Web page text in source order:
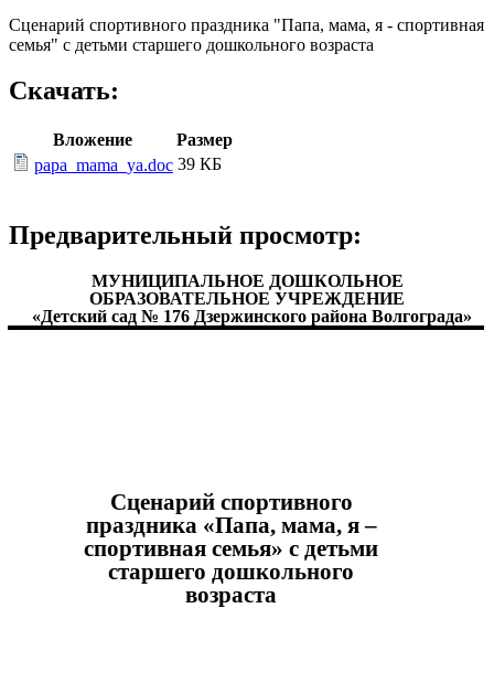
Сценарий спортивного праздника "Папа, мама, я - спортивная
семья" с детьми старшего дошкольного возраста
Скачать:
Вложение
Размер
papa_mama_ya.doc 39 КБ
Предварительный просмотр:
МУНИЦИПАЛЬНОЕ ДОШКОЛЬНОЕ
ОБРАЗОВАТЕЛЬНОЕ УЧРЕЖДЕНИЕ
«Детский сад № 176 Дзержинского района Волгограда»
Сценарий спортивного
праздника «Папа, мама, я –
спортивная семья» с детьми
старшего дошкольного
возраста